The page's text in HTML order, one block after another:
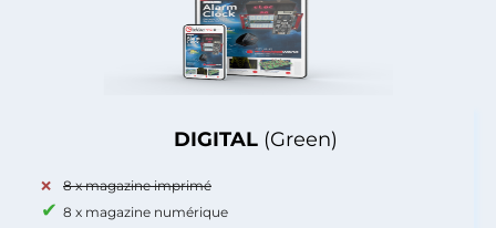
DIGITAL (Green)
8 x magazine imprimé
8 x magazine numérique